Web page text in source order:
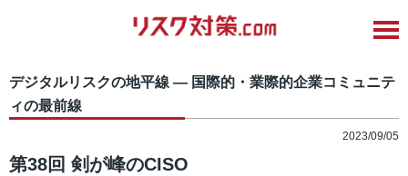
デジタルリスクの地平線 ― 国際的・業際的企業コミュニテ
ィの最前線
2023/09/05
第38回 剣が峰のCISO